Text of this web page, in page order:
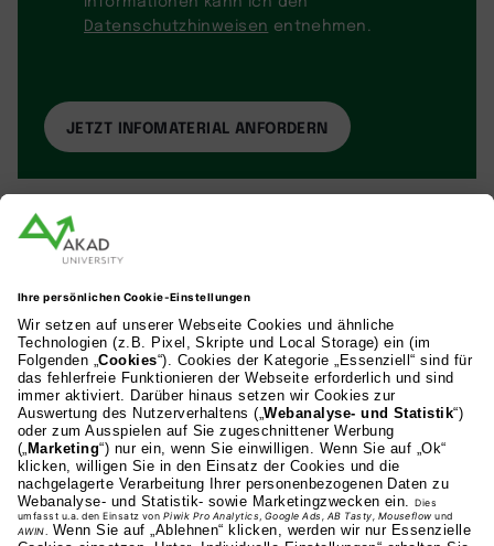
Datenschutzhinweisen entnehmen.
AKAD Bildungsgesellschaft mbH
Heilbronner Strasse 86
70191 Stuttgart
0711 81495-400